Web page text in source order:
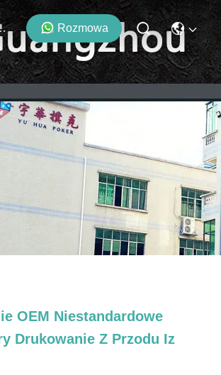
Z Nami Rozmowa
OEM Niestandardowe
Drukowanie Z Przodu Iz